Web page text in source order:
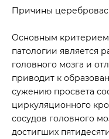
Причины
Основным
патологии является
головного мозга и
приводит к
сужению просвета
циркуляционного
сосудов головного
достигших